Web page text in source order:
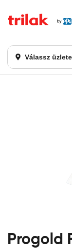
Válassz
Fontos
Progold